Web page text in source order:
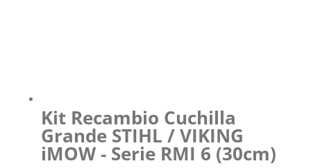
Kit Recambio Cuchilla
Grande STIHL / VIKING
iMOW - Serie RMI 6 (30cm)